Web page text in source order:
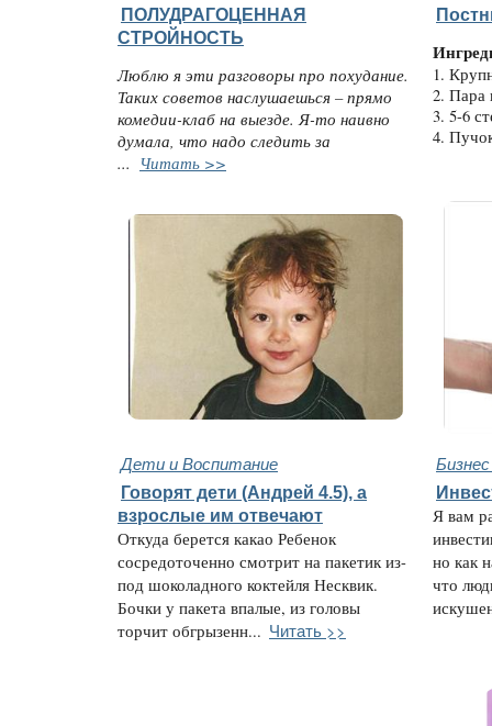
ПОЛУДРАГОЦЕННАЯ
СТРОЙНОСТЬ
Люблю я эти разговоры про похудание.
Таких советов наслушаешься – прямо
комедии-клаб на выезде. Я-то наивно
думала, что надо следить за
... Читать >>
1.
2. Пара
3. 5-6
4.
Дети и Воспитание
Говорят дети (Андрей 4.5), а
взрослые им отвечают
Откуда берется какао Ребенок
сосредоточенно смотрит на пакетик из-
под шоколадного коктейля Несквик.
Бочки у пакета впалые, из головы
торчит обгрызенн... Читать >>
Я вам
но как
что